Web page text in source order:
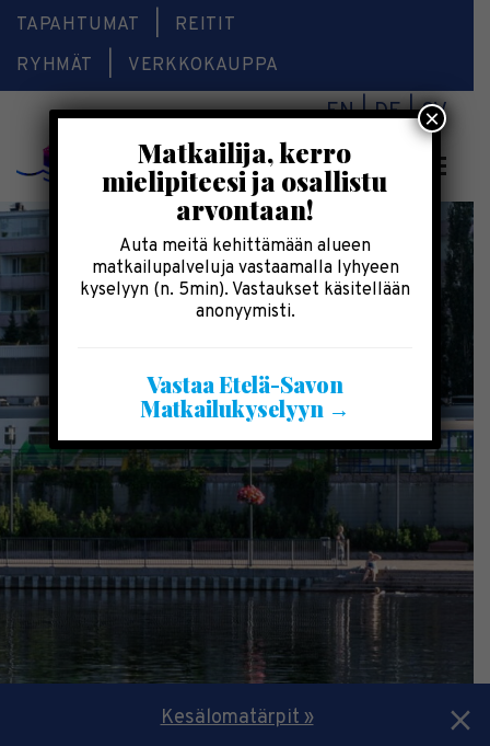
TAPAHTUMAT
REITIT
RYHMÄT
VERKKOKAUPPA
EN DE SV
Kesälomatärpit »
Matkailija, kerro
mielipiteesi ja osallistu
arvontaan!
Auta meitä kehittämään alueen
matkailupalveluja vastaamalla lyhyeen
kyselyyn (n. 5min). Vastaukset käsitellään
anonyymisti.
Vastaa Etelä-Savon
Matkailukyselyyn →
×